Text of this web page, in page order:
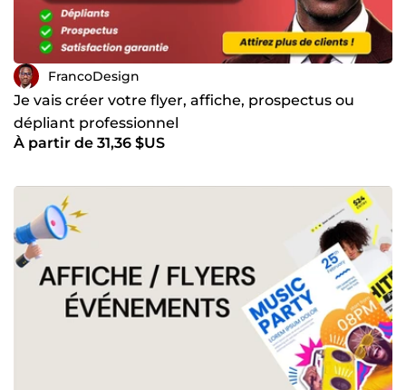
FrancoDesign
Je vais créer votre flyer, affiche, prospectus ou
dépliant professionnel
À partir de 31,36 $US